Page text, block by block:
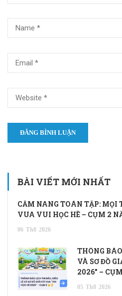
BÀI VIẾT MỚI NHẤT
CẨM NANG TOÀN TẬP: MỌI
VUA VUI HỌC HÈ – CỤM 2
06 Th8 2026
THÔNG
VÀ SƠ ĐỒ
2026” –
05 Th8 2026